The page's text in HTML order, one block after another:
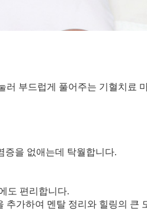
러 부드럽게 풀어주는 기혈치료
증을 없애는데 탁월합니다.
도 편리합니다.
추가하여 멘탈 정리와 힐링의 큰